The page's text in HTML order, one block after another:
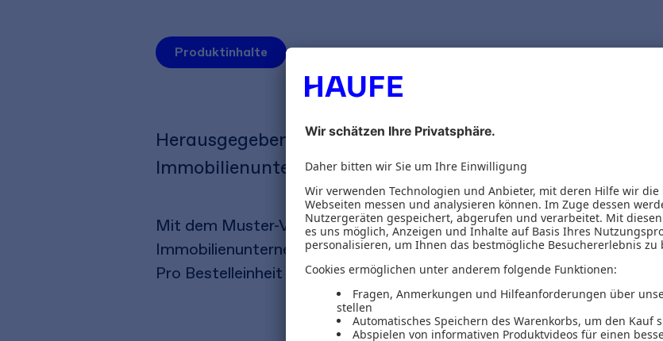
Produktinhalte
Herausgegeben vom GdW Bundesverband deutscher
Immobilienunternehmen e.V.
Mit dem Muster-Vertrag des GdW Bundesverbandes deutscher
Immobilienunternehmen e. V. arbeiten Sie jederzeit rechtssicher.
Pro Bestelleinheit erhalten Sie 5 Exemplare des Kaufvertrages für